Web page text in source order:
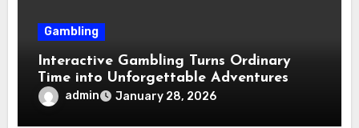
Gambling
Interactive Gambling Turns Ordinary
Time into Unforgettable Adventures
admin January 28, 2026